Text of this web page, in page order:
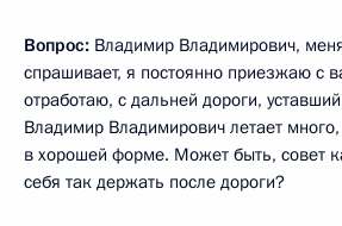
Вопрос: Владимир Владимирович,
спрашивает, я постоянно приезжаю с
отработаю, с дальней дороги,
Владимир Владимирович летает
в хорошей форме. Может быть, совет
себя так держать после дороги?